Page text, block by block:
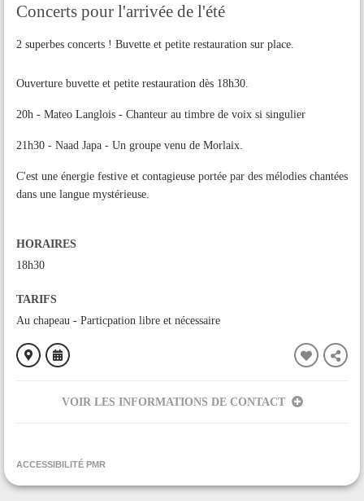
Concerts pour l'arrivée de l'été
2 superbes concerts ! Buvette et petite restauration sur place.
Ouverture buvette et petite restauration dès 18h30.
20h - Mateo Langlois - Chanteur au timbre de voix si singulier
21h30 - Naad Japa - Un groupe venu de Morlaix.
C'est une énergie festive et contagieuse portée par des mélodies chantées
dans une langue mystérieuse.
HORAIRES
18h30
TARIFS
Au chapeau - Particpation libre et nécessaire
VOIR LES INFORMATIONS DE CONTACT
ACCESSIBILITÉ PMR